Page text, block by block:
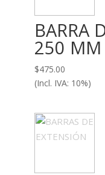
BARRA
250 MM
$475.00
(Incl. IVA: 10%)